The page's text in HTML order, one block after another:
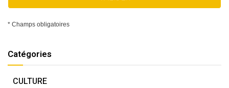
* Champs obligatoires
Catégories
CULTURE